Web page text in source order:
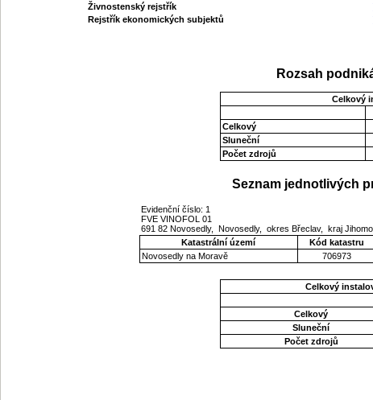
Živnostenský rejstřík
Rejstřík ekonomických subjektů
Rozsah
Celkový
Celkový
Sluneční
Počet zdrojů
Seznam jednotlivých
Evidenční číslo: 1
FVE VINOFOL 01
691 82 Novosedly, Novosedly, okres Břeclav, kraj
Katastrální území
Kód katastru
Novosedly na Moravě
706973
Celkový
Celkový
Sluneční
Počet zdrojů